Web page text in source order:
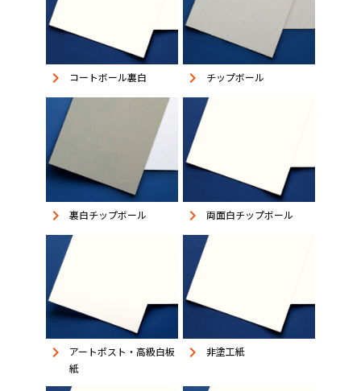
keyboard_arrow_right コートボール裏白 keyboard_arrow_right チップボール
keyboard_arrow_right 裏白チップボール keyboard_arrow_right 両面白チップボール
keyboard_arrow_right
アートポスト・高級白板
紙
keyboard_arrow_right 非塗工紙